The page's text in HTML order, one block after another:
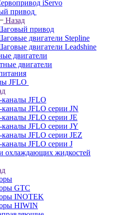
iServo
привод
Назад
привод
двигатели Stepline
двигатели Leadshine
двигатели
двигатели
JFLO
каналы JFLO
каналы JFLO серии JN
каналы JFLO серии JE
каналы JFLO серии JY
каналы JFLO серии JEZ
каналы JFLO серии J
охлаждающих жидкостей
GTC
INOTEK
HIWIN